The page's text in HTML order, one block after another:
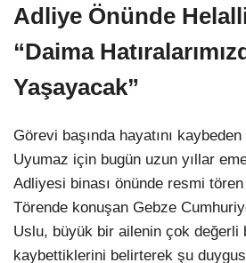
Adliye Önünde
“Daima
Yaşayacak”
Görevi başında hayatını
Uyumaz için bugün uzun yıllar
Adliyesi binası önünde resmi
Törende konuşan Gebze
Uslu, büyük bir ailenin çok değerli
kaybettiklerini belirterek şu